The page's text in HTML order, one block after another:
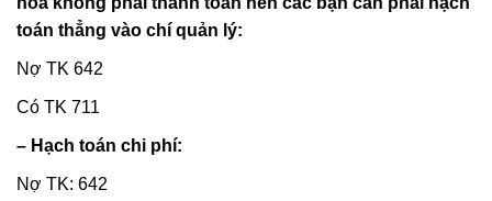
toán thẳng vào chí quản lý:
Nợ TK 642
Có TK 711
– Hạch toán chi phí:
Nợ TK: 642